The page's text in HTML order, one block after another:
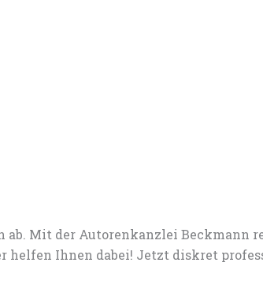
Mit der Autorenkanzlei Beckmann
Ihnen dabei! Jetzt diskret